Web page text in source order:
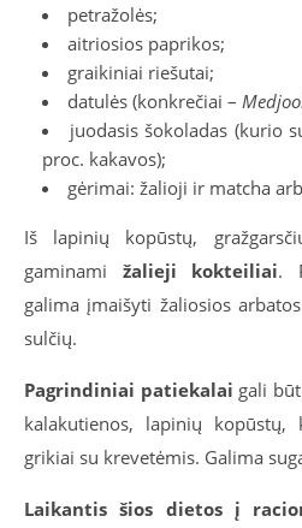
petražolės;
aitriosios paprikos;
graikiniai riešutai;
datulės (konkrečiai –
juodasis šokoladas (kurio
proc. kakavos);
gėrimai: žalioji ir matcha
Iš lapinių kopūstų,
gaminami žalieji kokteiliai.
galima įmaišyti žaliosios
sulčių.
Pagrindiniai patiekalai gali
kalakutienos, lapinių
grikiai su krevetėmis. Galima
Laikantis šios dietos į